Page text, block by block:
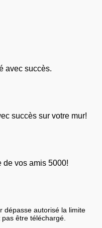
avec succès.
succès sur votre mur!
de vos amis 5000!
dépasse autorisé la limite
être téléchargé.